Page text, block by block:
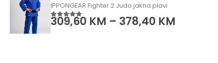
IPPONGEAR Fighter 2 Judo jakna plavi
5.00od 5
309,60 KM – 378,40 KM